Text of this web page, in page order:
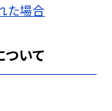
た場合
いて